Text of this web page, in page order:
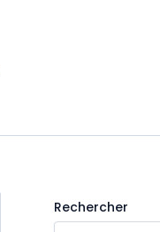
Rechercher